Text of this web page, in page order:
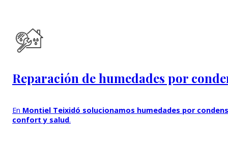
Reparación de humedades por
En Montiel Teixidó solucionamos humedades por
confort y salud.